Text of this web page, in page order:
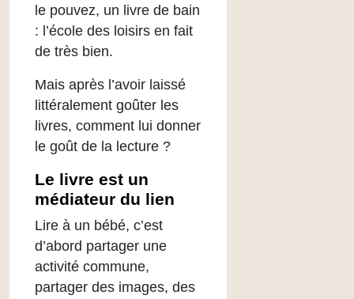
le pouvez, un livre de bain
: l’école des loisirs en fait
de très bien.
Mais après l’avoir laissé
littéralement goûter les
livres, comment lui donner
le goût de la lecture ?
Le livre est un
médiateur du lien
Lire à un bébé, c’est
d’abord partager une
activité commune,
partager des images, des